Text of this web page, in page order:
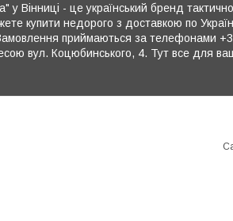
Вінниці - це український бренд
купити недорого з доставкою по
приймаються за телефонами
вул. Коцюбинського, 4. Тут все для